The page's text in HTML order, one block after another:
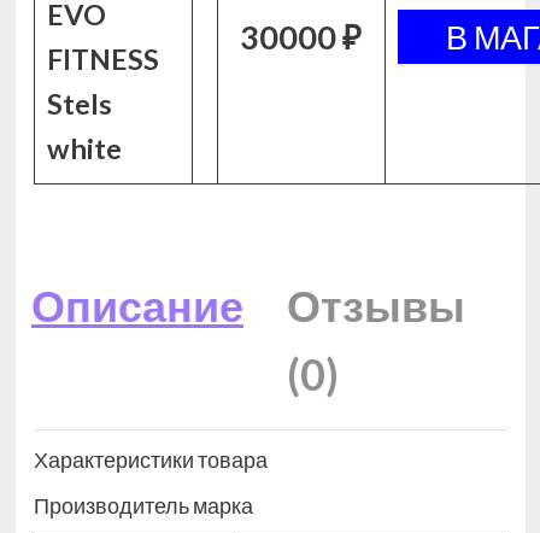
EVO
FITNESS
Stels
white
30000 ₽
Описание
Отзывы
(0)
Характеристики товара
Производитель марка